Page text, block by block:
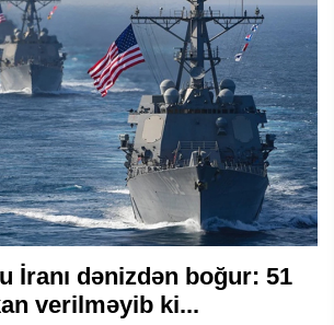
İranı dənizdən boğur: 51
verilməyib ki...